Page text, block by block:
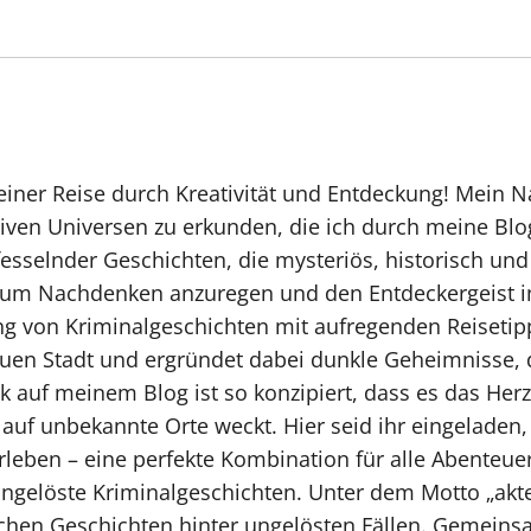
Reise durch Kreativität und Entdeckung! Mein
Universen zu erkunden, die ich durch meine
Geschichten, die mysteriös, historisch
Nachdenken anzuregen und den Entdeckergeist
von Kriminalgeschichten mit aufregenden
Stadt und ergründet dabei dunkle
auf meinem Blog ist so konzipiert, dass es das
unbekannte Orte weckt. Hier seid ihr
– eine perfekte Kombination für alle
Kriminalgeschichten. Unter dem Motto
Geschichten hinter ungelösten Fällen.